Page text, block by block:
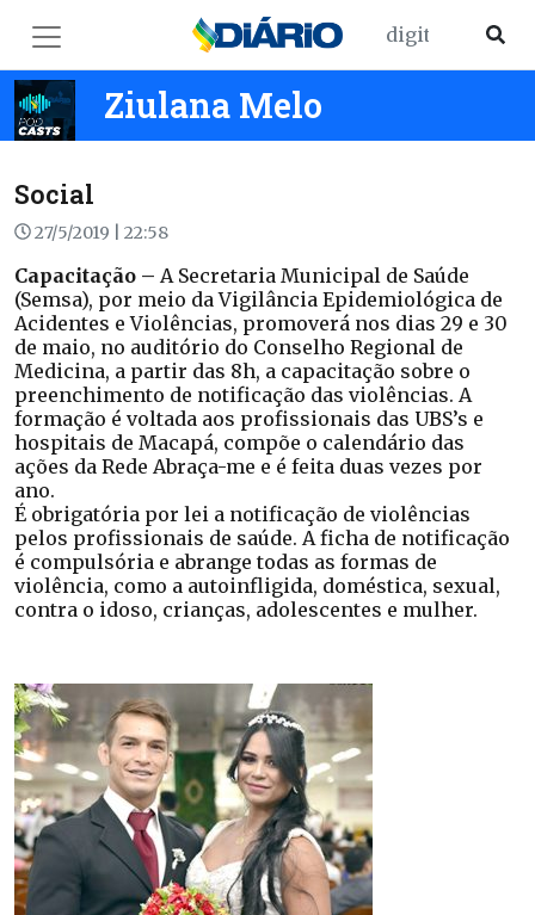
Ziulana Melo
Social
27/5/2019 | 22:58
Capacitação – A Secretaria Municipal de Saúde
(Semsa), por meio da Vigilância Epidemiológica de
Acidentes e Violências, promoverá nos dias 29 e 30
de maio, no auditório do Conselho Regional de
Medicina, a partir das 8h, a capacitação sobre o
preenchimento de notificação das violências. A
formação é voltada aos profissionais das UBS’s e
hospitais de Macapá, compõe o calendário das
ações da Rede Abraça-me e é feita duas vezes por
ano.
É obrigatória por lei a notificação de violências
pelos profissionais de saúde. A ficha de notificação
é compulsória e abrange todas as formas de
violência, como a autoinfligida, doméstica, sexual,
contra o idoso, crianças, adolescentes e mulher.